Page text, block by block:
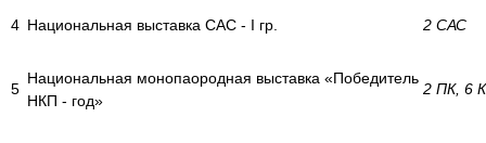
4 Национальная выставка САС - I гр. 2 САС
5
Национальная монопаородная выставка «Победитель
НКП - год»
2 ПК, 6